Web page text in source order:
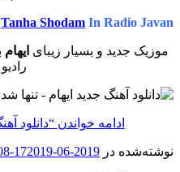
–Tanha ShodamIn
و بسیار زیبایایهامبنام تنها
رادیو جوان
ادامه خواندن“دانلود آهنگ جدید
در 2019-06-17
2019-08-22